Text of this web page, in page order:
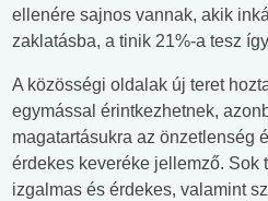
ellenére sajnos vannak, akik
zaklatásba, a tinik 21%-a tesz
A közösségi oldalak új teret
egymással érintkezhetnek,
magatartásukra az önzetlenség
érdekes keveréke jellemző. Sok
izgalmas és érdekes, valamint